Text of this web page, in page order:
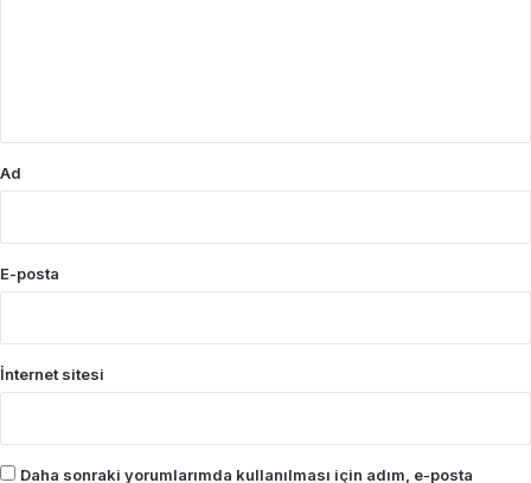
Ad
E-posta
İnternet sitesi
Daha sonraki yorumlarımda kullanılması için adım, e-posta